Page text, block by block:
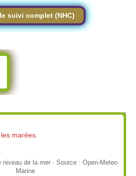
suivi complet (NHC)
marées.
de la mer · Source : Open-Meteo
Marine